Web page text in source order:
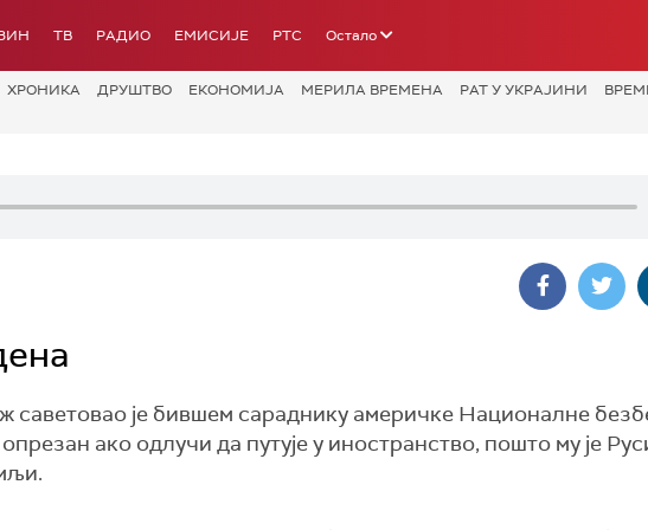
ТВ РАДИО ЕМИСИЈЕ РТС Остало
ХРОНИКА ДРУШТВО ЕКОНОМИЈА МЕРИЛА ВРЕМЕНА РАТ У УКРАЈИНИ
саветовао је бившем сараднику америчке Националне
ако одлучи да путује у иностранство, пошто му је